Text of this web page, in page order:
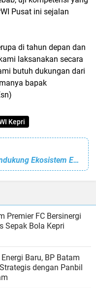
Pusat ini sejalan
di tahun depan dan
laksanakan secara
butuh dukungan dari
bapak
Kepri
Komitmen BP Batam dalam Mendukung Ekosistem E-Commerce
Premier FC Bersinergi
Sepak Bola Kepri
Baru, BP Batam
dengan Panbil